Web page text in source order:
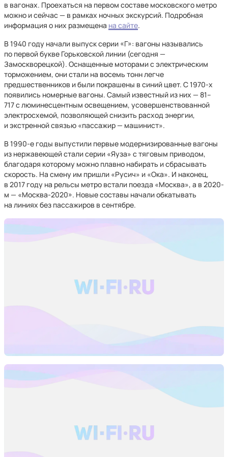
в вагонах. Проехаться на первом составе московского метро
можно и сейчас — в рамках ночных экскурсий. Подробная
информация о них размещена на сайте.
В 1940 году начали выпуск серии «Г»: вагоны назывались
по первой букве Горьковской линии (сегодня —
Замоскворецкой). Оснащенные моторами с электрическим
торможением, они стали на восемь тонн легче
предшественников и были покрашены в синий цвет. С 1970-х
появились номерные вагоны. Самый известный из них — 81–
717 с люминесцентным освещением, усовершенствованной
электросхемой, позволяющей снизить расход энергии,
и экстренной связью «пассажир — машинист».
В 1990-е годы выпустили первые модернизированные вагоны
из нержавеющей стали серии «Яуза» с тяговым приводом,
благодаря которому можно плавно набирать и сбрасывать
скорость. На смену им пришли «Русич» и «Ока». И наконец,
в 2017 году на рельсы метро встали поезда «Москва», а в 2020-
м — «Москва-2020». Новые составы начали обкатывать
на линиях без пассажиров в сентябре.